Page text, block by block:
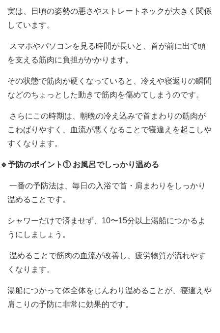
実は、日頃の姿勢の悪さやストレートネックが大きく関係
しています。
スマホやパソコンを見る時間が長いと、首が前に出て頭
を支える筋肉に負担がかかります。
その状態で筋肉が硬くなっていると、冷えや寝返りの瞬間
などのちょっとした動きで筋肉を傷めてしまうのです。
さらにこの時期は、朝晩の冷え込みで首まわりの筋肉が
こわばりやすく、血流が悪くなることで寝違えを起こしや
すくなります。
🔹予防のポイント① お風呂でしっかり温める
一番の予防法は、毎日の入浴で首・肩まわりをしっかり
温めることです。
シャワーだけで済ませず、 10〜15分以上湯船につかるよ
うにしましょう。
温めることで筋肉の血流が改善し、疲労物質が流れやす
くなります。
湯船につかって体全体をじんわり温めることが、寝違えや
肩こりの予防に非常に効果的です。